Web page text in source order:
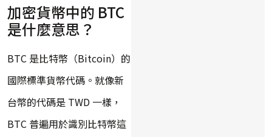
加密貨幣中的 BTC
是什麼意思？
BTC 是比特幣（Bitcoin）的
國際標準貨幣代碼。就像新
台幣的代碼是 TWD 一樣，
BTC 普遍用於識別比特幣這